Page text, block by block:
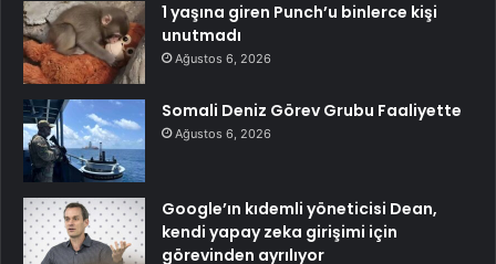
1 yaşına giren Punch’u binlerce kişi
unutmadı
Ağustos 6, 2026
Somali Deniz Görev Grubu Faaliyette
Ağustos 6, 2026
Google’ın kıdemli yöneticisi Dean,
kendi yapay zeka girişimi için
görevinden ayrılıyor